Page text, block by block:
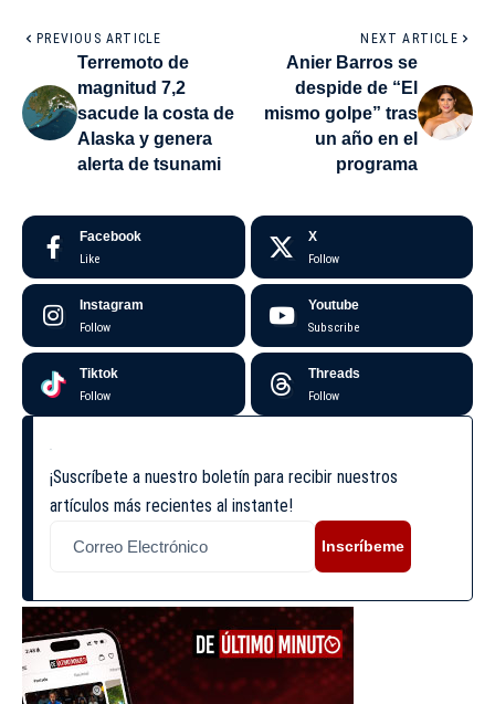
PREVIOUS ARTICLE
Terremoto de
magnitud 7,2
sacude la costa de
Alaska y genera
alerta de tsunami
NEXT ARTICLE
Anier Barros se
despide de “El
mismo golpe” tras
un año en el
programa
Facebook
Like
X
Follow
Instagram
Follow
Youtube
Subscribe
Tiktok
Follow
Threads
Follow
¡Suscríbete a nuestro boletín para recibir nuestros
artículos más recientes al instante!
Inscríbeme